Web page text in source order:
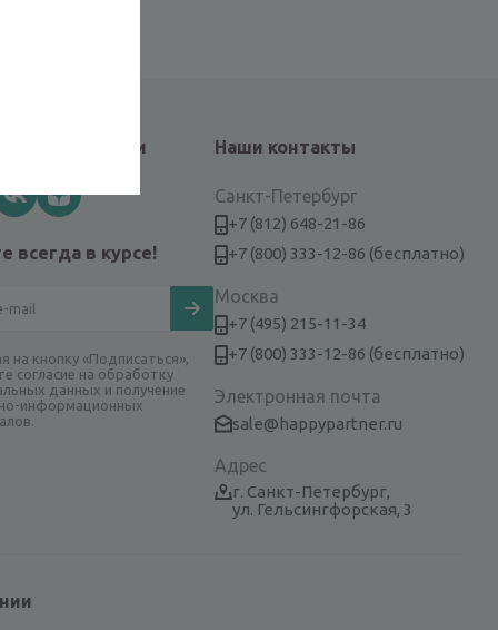
на связи
всегда в курсе!
на кнопку «Подписаться»,
согласие на обработку
данных и получение
информационных
Наши контакты
Санкт-Петербург
+7 (812) 648-21-86
+7 (800) 333-12-86 (бесплатно)
Москва
+7 (495) 215-11-34
+7 (800) 333-12-86 (бесплатно)
Электронная почта
sale@happypartner.ru
Адрес
г. Санкт-Петербург,
ул. Гельсингфорская, 3